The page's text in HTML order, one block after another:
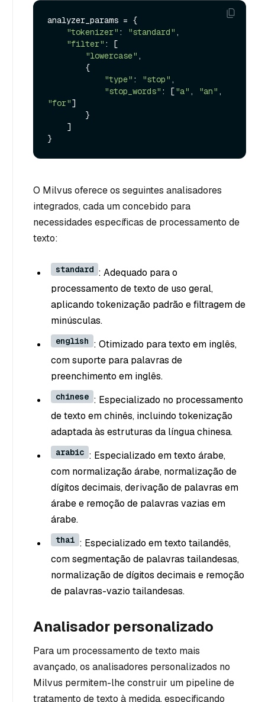
analyzer_params = {
"tokenizer" : "standard" ,
"filter" : [
"lowercase" ,
"type" : "stop" ,
"stop_words" : ["a" , "an"
"for"]
O Milvus oferece os seguintes analisadores
integrados, cada um concebido para
necessidades específicas de processamento de
texto:
standard : Adequado para o
processamento de texto de uso geral,
aplicando tokenização padrão e filtragem de
minúsculas.
english : Otimizado para texto em inglês,
com suporte para palavras de
preenchimento em inglês.
chinese : Especializado no processamento
de texto em chinês, incluindo tokenização
adaptada às estruturas da língua chinesa.
arabic : Especializado em texto árabe,
com normalização árabe, normalização de
dígitos decimais, derivação de palavras em
árabe e remoção de palavras vazias em
árabe.
thai : Especializado em texto tailandês,
com segmentação de palavras tailandesas,
normalização de dígitos decimais e remoção
de palavras-vazio tailandesas.
Analisador personalizado
Para um processamento de texto mais
avançado, os analisadores personalizados no
Milvus permitem-lhe construir um pipeline de
tratamento de texto à medida, especificando